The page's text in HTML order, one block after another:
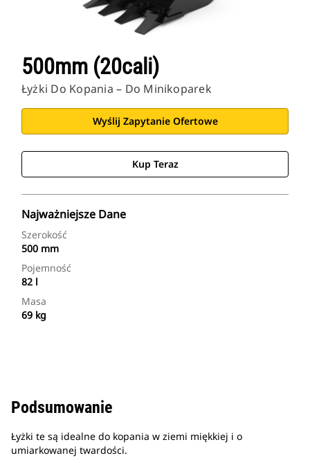
500mm (20cali)
Łyżki Do Kopania – Do Minikoparek
Wyślij Zapytanie Ofertowe
Kup Teraz
Najważniejsze Dane
Szerokość
500 mm
Pojemność
82 l
Masa
69 kg
Podsumowanie
Łyżki te są idealne do kopania w ziemi miękkiej i o
umiarkowanej twardości.